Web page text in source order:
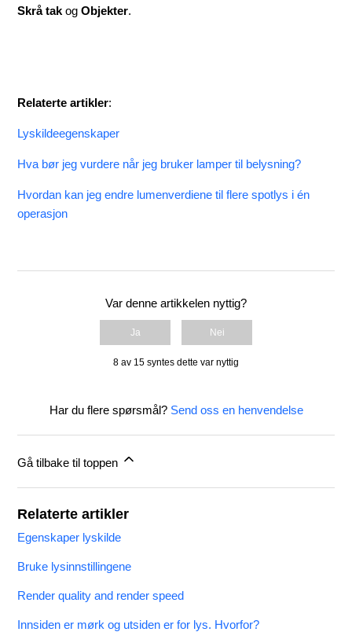
Skrå takogObjekter.
Relaterte artikler:
Lyskildeegenskaper
Hva bør jeg vurdere når jeg bruker lamper til belysning?
Hvordan kan jeg endre lumenverdiene til flere spotlys i én
operasjon
Var denne artikkelen nyttig?
Ja Nei
8 av 15 syntes dette var nyttig
Har du flere spørsmål? Send oss en henvendelse
Gå tilbake til toppen
Relaterte artikler
Egenskaper lyskilde
Bruke lysinnstillingene
Render quality and render speed
Innsiden er mørk og utsiden er for lys. Hvorfor?